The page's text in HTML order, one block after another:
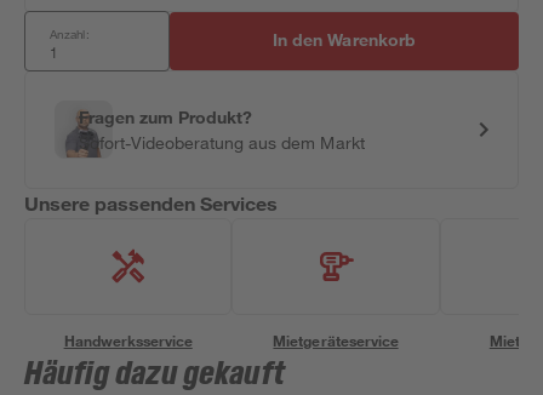
Anzahl: In den Warenkorb
Fragen zum Produkt?
Sofort-Videoberatung aus dem Markt
Unsere passenden Services
Handwerksservice Mietgeräteservice
Häufig dazu gekauft